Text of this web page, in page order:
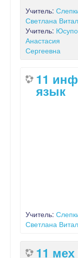
Учитель:
Светлана
Учитель:
Анастасия
Сергеевна
11
язык
Учитель:
Светлана
11